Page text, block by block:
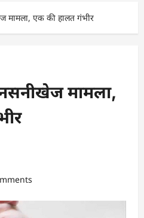
मामला, एक की हालत गंभीर
मामला,